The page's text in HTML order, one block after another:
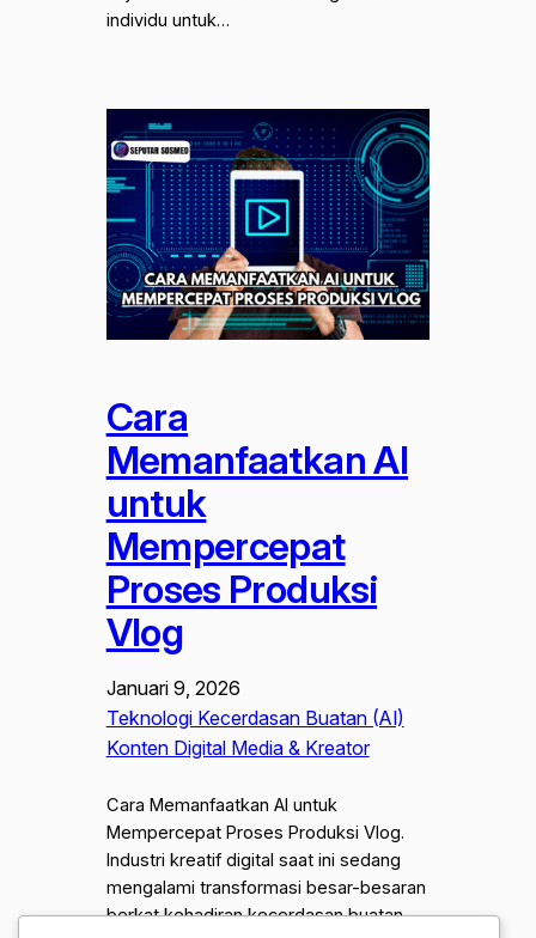
individu untuk…
Cara
Memanfaatkan AI
untuk
Mempercepat
Proses Produksi
Vlog
Januari 9, 2026
Teknologi Kecerdasan Buatan (AI)
Konten Digital Media & Kreator
Cara Memanfaatkan AI untuk
Mempercepat Proses Produksi Vlog.
Industri kreatif digital saat ini sedang
mengalami transformasi besar-besaran
berkat kehadiran kecerdasan buatan